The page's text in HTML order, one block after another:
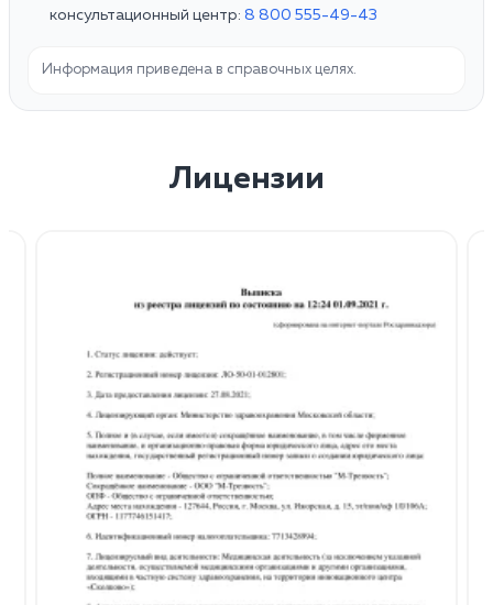
консультационный центр: 8 800 555-49-43
Информация приведена в справочных целях.
Лицензии